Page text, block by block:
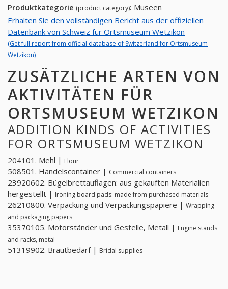
Produktkategorie (product category): Museen
Erhalten Sie den vollständigen Bericht aus der offiziellen
Datenbank von Schweiz für Ortsmuseum Wetzikon
(Get full report from official database of Switzerland for Ortsmuseum
Wetzikon)
ZUSÄTZLICHE ARTEN VON
AKTIVITÄTEN FÜR
ORTSMUSEUM WETZIKON
ADDITION KINDS OF ACTIVITIES
FOR ORTSMUSEUM WETZIKON
204101. Mehl | Flour
508501. Handelscontainer | Commercial containers
23920602. Bügelbrettauflagen: aus gekauften Materialien
hergestellt | Ironing board pads: made from purchased materials
26210800. Verpackung und Verpackungspapiere | Wrapping
and packaging papers
35370105. Motorständer und Gestelle, Metall | Engine stands
and racks, metal
51319902. Brautbedarf | Bridal supplies